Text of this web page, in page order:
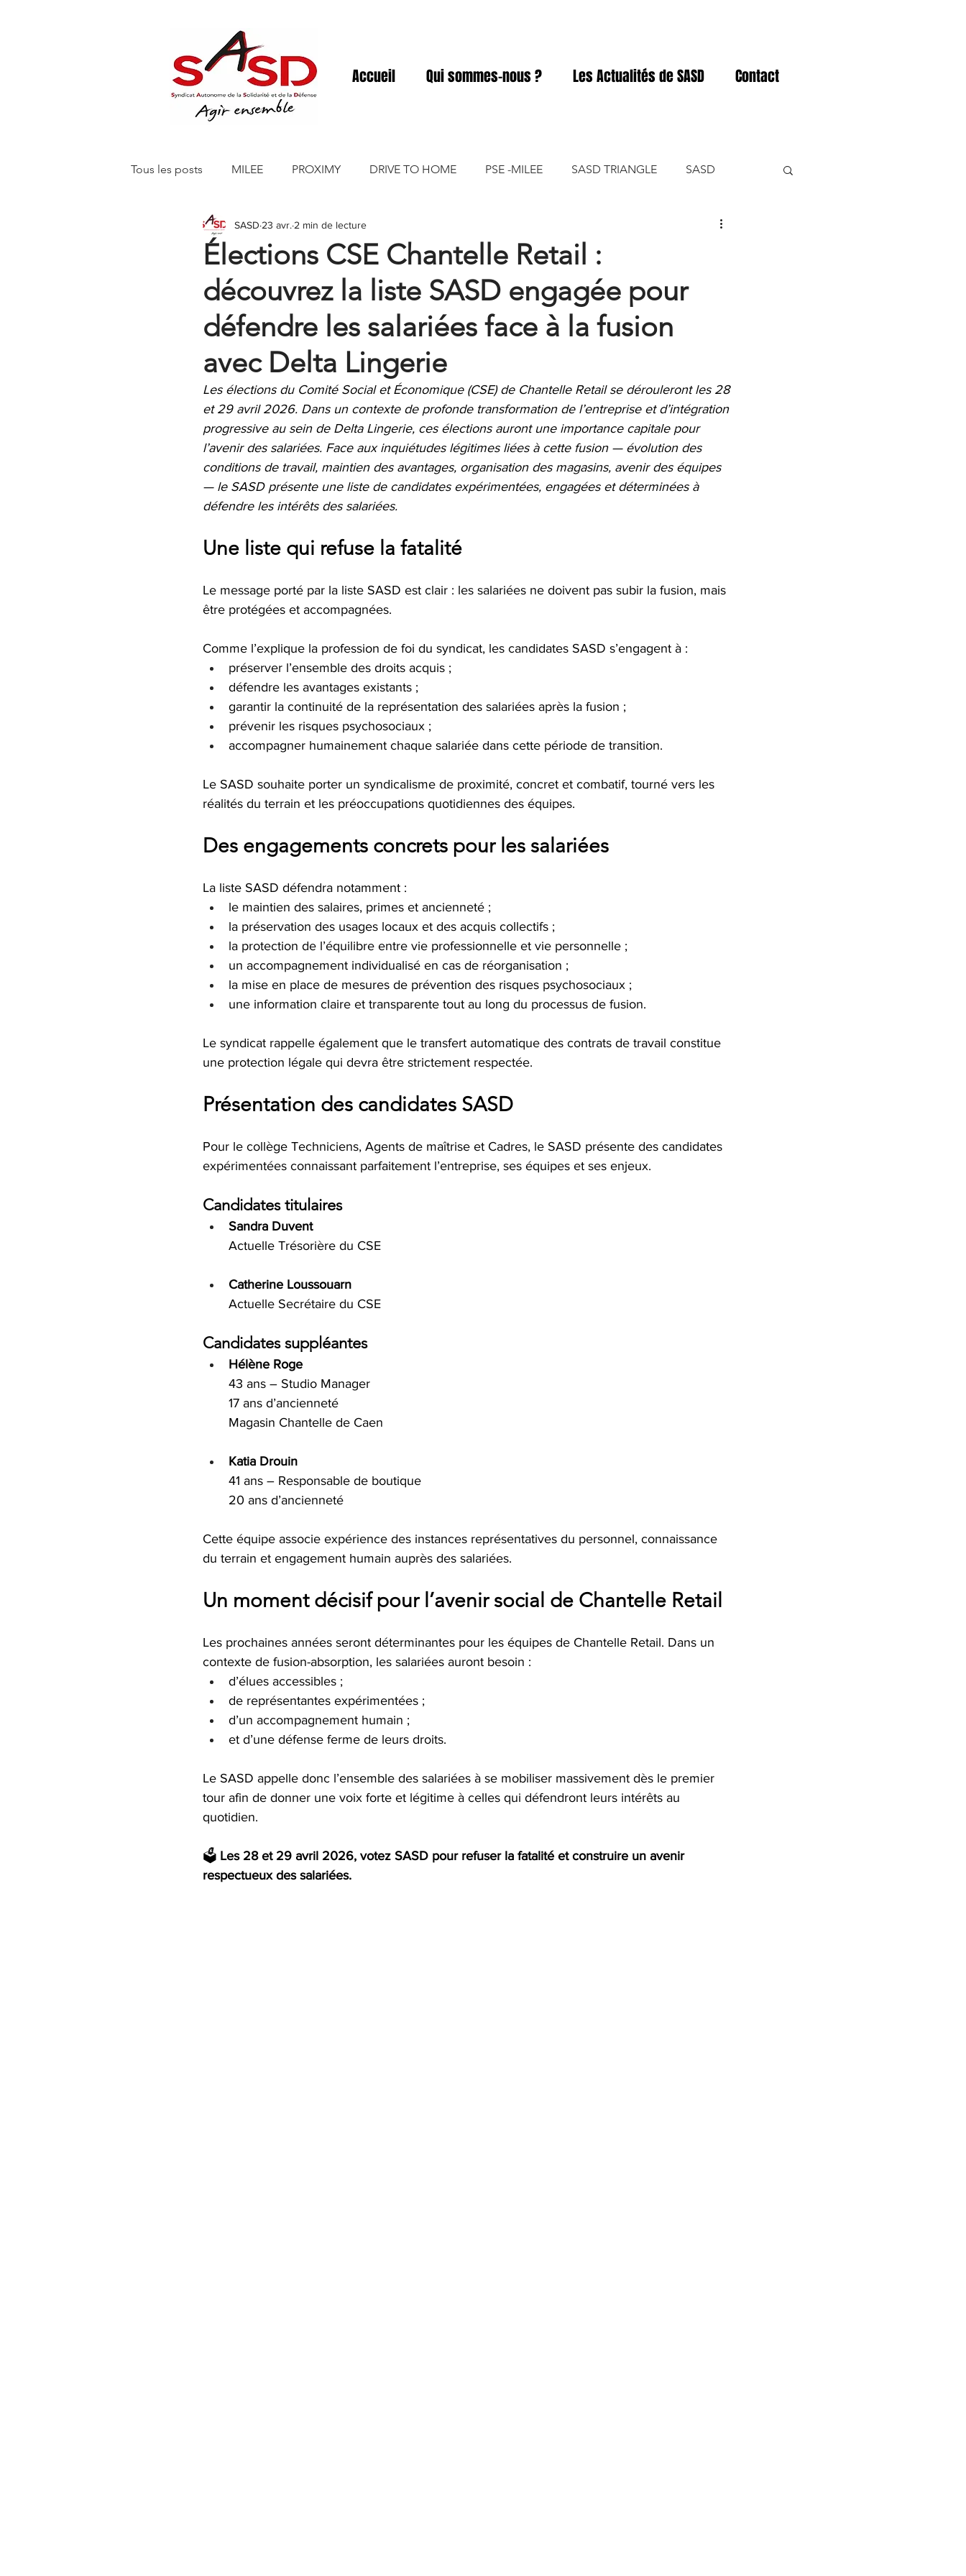
Accueil Qui sommes-nous ? Les Actualités de SASD Contact
Tous les posts MILEE PROXIMY DRIVE TO HOME PSE -MILEE SASD TRIANGLE SASD
Editions 150 Euros SASD ACD
SASD CHANTELLE RETAIL SASD VICKY FOOD
Élections CSE Chantelle Retail :
découvrez la liste SASD engagée pour
défendre les salariées face à la fusion
avec Delta Lingerie
SASD 23 avr. 2 min de lecture
Les élections du Comité Social et Économique (CSE) de Chantelle Retail se dérouleront les 28
et 29 avril 2026. Dans un contexte de profonde transformation de l’entreprise et d’intégration
progressive au sein de Delta Lingerie, ces élections auront une importance capitale pour
l’avenir des salariées. Face aux inquiétudes légitimes liées à cette fusion — évolution des
conditions de travail, maintien des avantages, organisation des magasins, avenir des équipes
— le SASD présente une liste de candidates expérimentées, engagées et déterminées à
défendre les intérêts des salariées.
Une liste qui refuse la fatalité
Le message porté par la liste SASD est clair : les salariées ne doivent pas subir la fusion, mais
être protégées et accompagnées.
Comme l’explique la profession de foi du syndicat, les candidates SASD s’engagent à :
préserver l’ensemble des droits acquis ;
défendre les avantages existants ;
garantir la continuité de la représentation des salariées après la fusion ;
prévenir les risques psychosociaux ;
accompagner humainement chaque salariée dans cette période de transition.
Le SASD souhaite porter un syndicalisme de proximité, concret et combatif, tourné vers les
réalités du terrain et les préoccupations quotidiennes des équipes.
Des engagements concrets pour les salariées
La liste SASD défendra notamment :
le maintien des salaires, primes et ancienneté ;
la préservation des usages locaux et des acquis collectifs ;
la protection de l’équilibre entre vie professionnelle et vie personnelle ;
un accompagnement individualisé en cas de réorganisation ;
la mise en place de mesures de prévention des risques psychosociaux ;
une information claire et transparente tout au long du processus de fusion.
Le syndicat rappelle également que le transfert automatique des contrats de travail constitue
une protection légale qui devra être strictement respectée.
Présentation des candidates SASD
Pour le collège Techniciens, Agents de maîtrise et Cadres, le SASD présente des candidates
expérimentées connaissant parfaitement l’entreprise, ses équipes et ses enjeux.
Candidates titulaires
Sandra Duvent
Actuelle Trésorière du CSE
Catherine Loussouarn
Actuelle Secrétaire du CSE
Candidates suppléantes
Hélène Roge
43 ans – Studio Manager
17 ans d’ancienneté
Magasin Chantelle de Caen
Katia Drouin
41 ans – Responsable de boutique
20 ans d’ancienneté
Cette équipe associe expérience des instances représentatives du personnel, connaissance
du terrain et engagement humain auprès des salariées.
Un moment décisif pour l’avenir social de Chantelle Retail
Les prochaines années seront déterminantes pour les équipes de Chantelle Retail. Dans un
contexte de fusion-absorption, les salariées auront besoin :
d’élues accessibles ;
de représentantes expérimentées ;
d’un accompagnement humain ;
et d’une défense ferme de leurs droits.
Le SASD appelle donc l’ensemble des salariées à se mobiliser massivement dès le premier
tour afin de donner une voix forte et légitime à celles qui défendront leurs intérêts au
quotidien.
🗳️ Les 28 et 29 avril 2026, votez SASD pour refuser la fatalité et construire un avenir
respectueux des salariées.